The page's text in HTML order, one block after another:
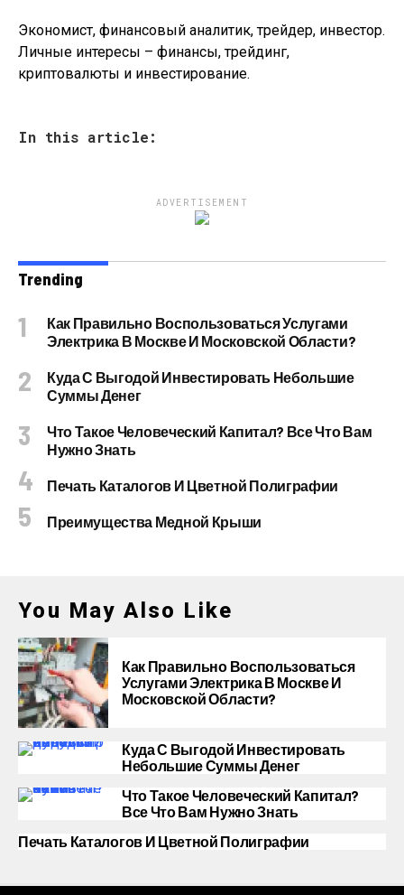
Экономист, финансовый аналитик, трейдер, инвестор.
Личные интересы – финансы, трейдинг,
криптовалюты и инвестирование.
In this article:
ADVERTISEMENT
Trending
Как Правильно Воспользоваться Услугами
Электрика В Москве И Московской Области?
Куда С Выгодой Инвестировать Небольшие
Суммы Денег
Что Такое Человеческий Капитал? Все Что Вам
Нужно Знать
Печать Каталогов И Цветной Полиграфии
Преимущества Медной Крыши
You May Also Like
Как Правильно Воспользоваться
Услугами Электрика В Москве И
Московской Области?
Куда С Выгодой Инвестировать
Небольшие Суммы Денег
Что Такое Человеческий Капитал?
Все Что Вам Нужно Знать
Печать Каталогов И Цветной Полиграфии